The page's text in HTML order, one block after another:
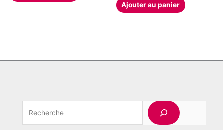
Ajouter au panier
Rechercher